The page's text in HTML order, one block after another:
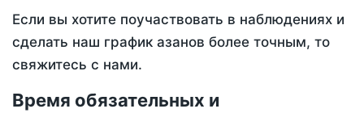
Если вы хотите поучаствовать в наблюдениях и
сделать наш график азанов более точным, то
свяжитесь с нами.
Время обязательных и